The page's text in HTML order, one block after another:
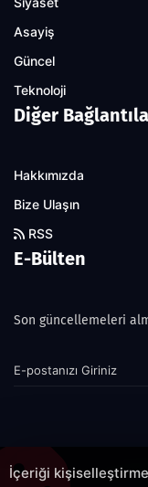
Siyaset
Asayiş
Güncel
Teknoloji
Diğer
Hakkımızda
Bize Ulaşın
RSS
E-Bülten
Son güncellemeleri
İçeriği